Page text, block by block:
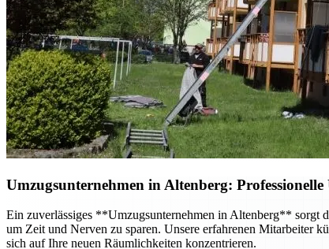
Umzugsunternehmen in Altenberg:
Ein zuverlässiges **Umzugsunternehmen in Altenberg** sorgt
um Zeit und Nerven zu sparen. Unsere erfahrenen Mitarbeiter
sich auf Ihre neuen Räumlichkeiten konzentrieren.